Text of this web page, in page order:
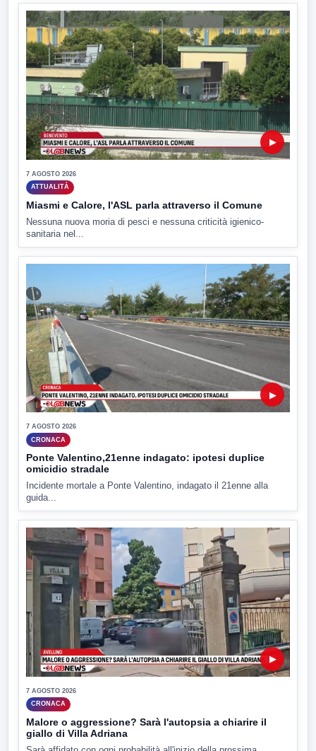
▶
7 AGOSTO 2026
ATTUALITÀ
Miasmi e Calore, l'ASL parla attraverso il Comune
Nessuna nuova moria di pesci e nessuna criticità igienico-
sanitaria nel...
▶
7 AGOSTO 2026
CRONACA
Ponte Valentino,21enne indagato: ipotesi duplice
omicidio stradale
Incidente mortale a Ponte Valentino, indagato il 21enne alla
guida...
▶
7 AGOSTO 2026
CRONACA
Malore o aggressione? Sarà l'autopsia a chiarire il
giallo di Villa Adriana